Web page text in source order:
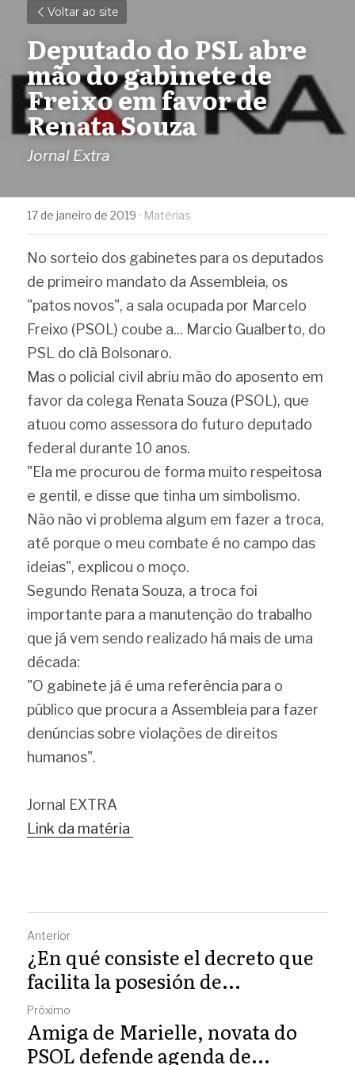
Voltar ao site
Deputado do PSL abre
mão do gabinete de
Freixo em favor de
Renata Souza
Jornal Extra
17 de janeiro de 2019 · Matérias
No sorteio dos gabinetes para os deputados
de primeiro mandato da Assembleia, os
"patos novos", a sala ocupada por Marcelo
Freixo (PSOL) coube a... Marcio Gualberto, do
PSL do clã Bolsonaro.
Mas o policial civil abriu mão do aposento em
favor da colega Renata Souza (PSOL), que
atuou como assessora do futuro deputado
federal durante 10 anos.
"Ela me procurou de forma muito respeitosa
e gentil, e disse que tinha um simbolismo.
Não não vi problema algum em fazer a troca,
até porque o meu combate é no campo das
ideias", explicou o moço.
Segundo Renata Souza, a troca foi
importante para a manutenção do trabalho
que já vem sendo realizado há mais de uma
década:
"O gabinete já é uma referência para o
público que procura a Assembleia para fazer
denúncias sobre violações de direitos
humanos".
Jornal EXTRA
Link da matéria
Anterior
¿En qué consiste el decreto que
facilita la posesión de...
Próximo
Amiga de Marielle, novata do
PSOL defende agenda de...